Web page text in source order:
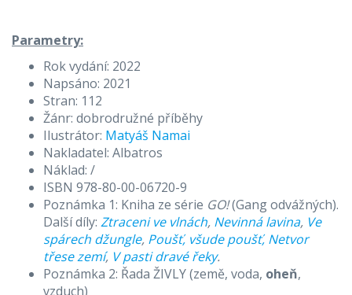
Parametry:
Rok vydání: 2022
Napsáno: 2021
Stran: 112
Žánr: dobrodružné příběhy
Ilustrátor: Matyáš Namai
Nakladatel: Albatros
Náklad: /
ISBN 978-80-00-06720-9
Poznámka 1: Kniha ze série GO!(Gang odvážných).
Další díly: Ztraceni ve vlnách, Nevinná lavina, Ve
spárech džungle, Poušť, všude poušť,Netvor
třese zemí, V pasti dravé řeky.
Poznámka 2: Řada ŽIVLY (země, voda, oheň,
vzduch)